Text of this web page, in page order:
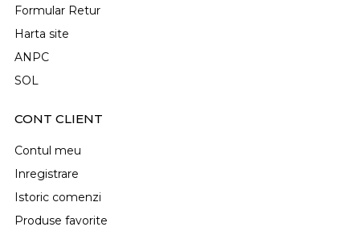
Formular Retur
Harta site
ANPC
SOL
CONT CLIENT
Contul meu
Inregistrare
Istoric comenzi
Produse favorite